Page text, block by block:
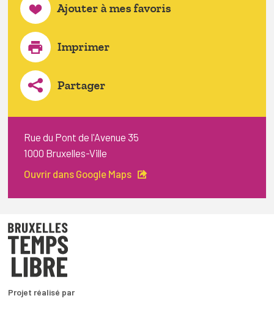
Ajouter à mes favoris
Imprimer
Partager
Rue du Pont de l'Avenue 35
1000 Bruxelles-Ville
Ouvrir dans Google Maps
Projet réalisé par